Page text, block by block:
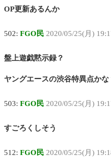
OP更新あるんか
502: FGO民 2020/05/25(月)
盤上遊戯黙示録？
ヤングエースの渋谷特異点かな
503: FGO民 2020/05/25(月)
すごろくしそう
512: FGO民 2020/05/25(月)